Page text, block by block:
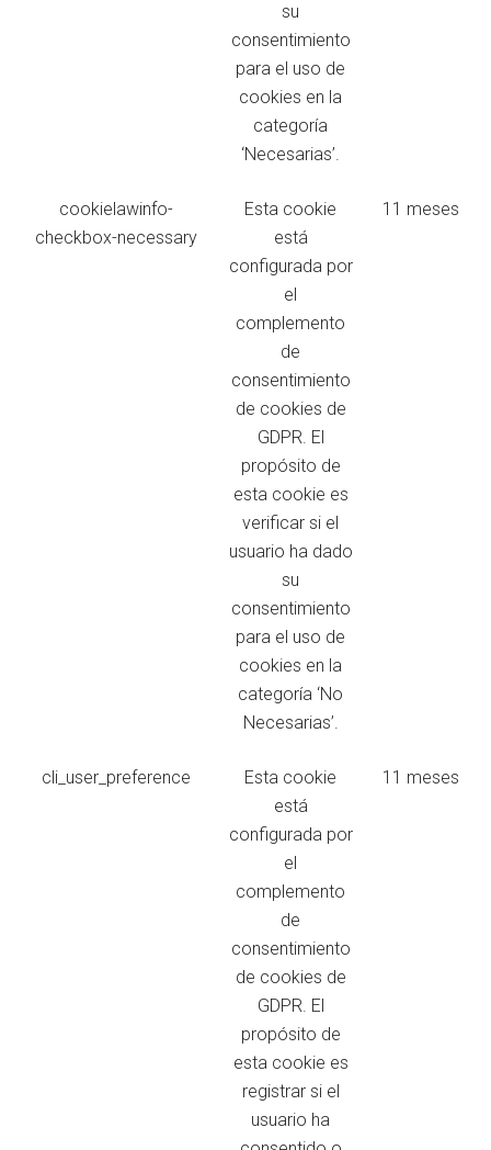
su
consentimiento
para el uso de
cookies en la
categoría
‘Necesarias’.
cookielawinfo-
checkbox-necessary
Esta cookie
está
configurada por
el
complemento
de
consentimiento
de cookies de
GDPR. El
propósito de
esta cookie es
verificar si el
usuario ha dado
su
consentimiento
para el uso de
cookies en la
categoría ‘No
Necesarias’.
11 meses
cli_user_preference
Esta cookie
está
configurada por
el
complemento
de
consentimiento
de cookies de
GDPR. El
propósito de
esta cookie es
registrar si el
usuario ha
11 meses